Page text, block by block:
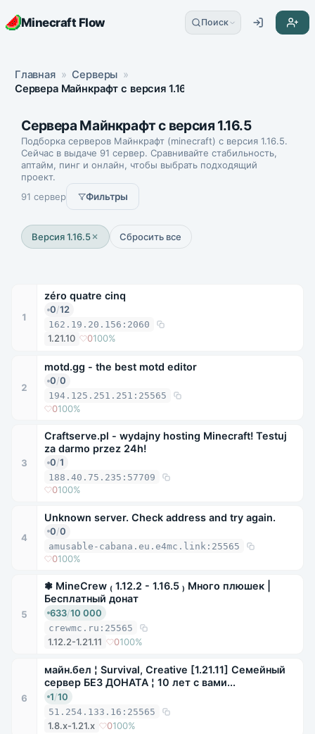
Minecraft Flow Поиск
Главная » Серверы »
Сервера Майнкрафт с версия 1.16.5
Сервера Майнкрафт с версия 1.16.5
Подборка серверов Майнкрафт (minecraft) с версия 1.16.5.
Сейчас в выдаче 91 сервер. Сравнивайте стабильность,
аптайм, пинг и онлайн, чтобы выбрать подходящий
проект.
91 сервер
Фильтры
Версия 1.16.5 Сбросить все
1
zéro quatre cinq
0/12
162.19.20.156:2060
1.21.10 0100%
2
motd.gg - the best motd editor
0/0
194.125.251.251:25565
0100%
3
Craftserve.pl - wydajny hosting Minecraft! Testuj
za darmo przez 24h!
0/1
188.40.75.235:57709
0100%
4
Unknown server. Check address and try again.
0/0
amusable-cabana.eu.e4mc.link:25565
0100%
5
❃ MineCrew ₍ 1.12.2 - 1.16.5 ₎ Много плюшек |
Бесплатный донат
633/10 000
crewmc.ru:25565
1.12.2-1.21.11 0100%
6
майн.бел ¦ Survival, Creative [1.21.11] Семейный
сервер БЕЗ ДОНАТА ¦ 10 лет с вами...
1/10
51.254.133.16:25565
1.8.x-1.21.x 0100%